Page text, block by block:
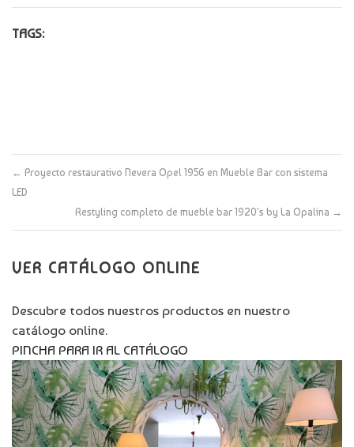
TAGS:
← Proyecto restaurativo Nevera Opel 1956 en Mueble Bar con sistema
LED
Restyling completo de mueble bar 1920`s by La Opalina →
VER CATÁLOGO ONLINE
Descubre todos nuestros productos en nuestro
catálogo online.
PINCHA PARA IR AL CATÁLOGO